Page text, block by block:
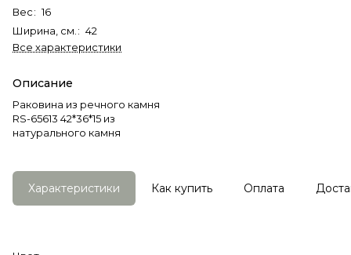
Вес: 16
Ширина, см. : 42
Все характеристики
Описание
Раковина из речного камня
RS-65613 42*36*15 из
натурального камня
Характеристики Как купить Оплата